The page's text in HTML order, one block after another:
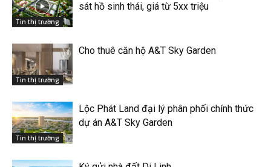
Tin thị trường
sát hồ sinh thái, giá từ 5xx triệu
Tin thị trường
Cho thuê căn hộ A&T Sky Garden
Tin thị trường
Lộc Phát Land đại lý phân phối chính thức
dự án A&T Sky Garden